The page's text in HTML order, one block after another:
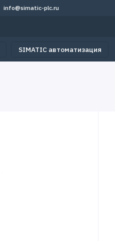
info@simatic-plc.ru
SIMATIC автоматизация